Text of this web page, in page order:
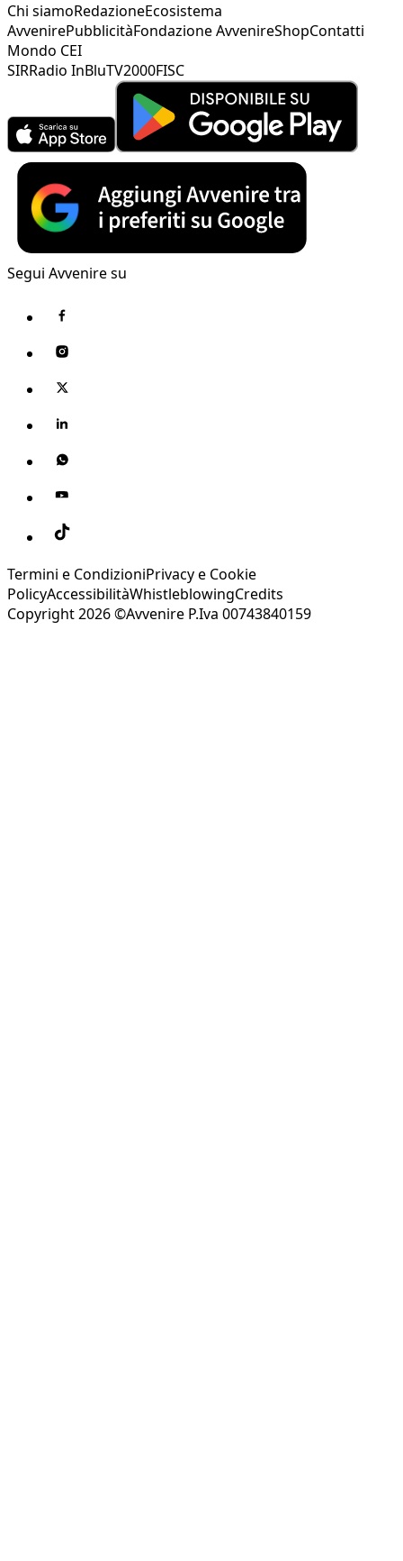
Chi siamoRedazioneEcosistema
AvvenirePubblicitàFondazione AvvenireShopContatti
Mondo CEI
SIRRadio InBluTV2000FISC
Segui Avvenire su
Termini e CondizioniPrivacy e Cookie
PolicyAccessibilitàWhistleblowingCredits
Copyright 2026 ©Avvenire P.Iva 00743840159